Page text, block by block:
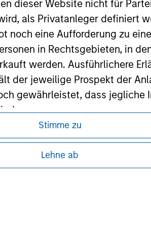
dieser Website nicht für
als Privatanleger definiert
noch eine Aufforderung zu
in Rechtsgebieten, in
werden. Ausführlichere
der jeweilige Prospekt der
gewährleistet, dass
Fonds sollten nur auf
enthalten sind
entsprechen nach bestem
Stimme zu
Lehne ab
Careers
da in diesen bestimmte gesetzliche
von Informationen zu den